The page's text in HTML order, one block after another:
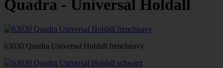
Quadra - Universal Holdall
63030 Quadra Universal Holdall frenchnavy